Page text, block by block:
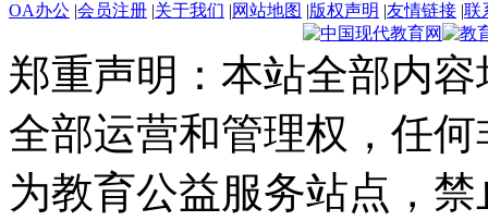
OA办公 |会员注册 |关于我们 |网站地图 |版权声明 |友情链接 |联
郑重声明：本站全部内
全部运营和管理权，任
为教育公益服务站点，